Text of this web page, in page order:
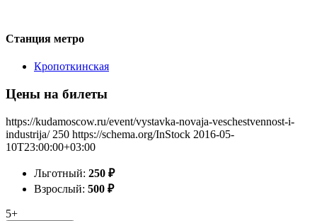
Станция метро
Кропоткинская
Цены на билеты
https://kudamoscow.ru/event/vystavka-novaja-veschestvennost-i-
industrija/ 250 https://schema.org/InStock 2016-05-
10T23:00:00+03:00
Льготный: 250 ₽
Взрослый: 500 ₽
5+